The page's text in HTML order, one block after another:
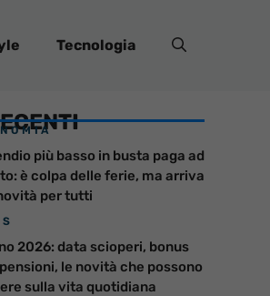
Tecnologia
più basso in busta paga ad
è colpa delle ferie, ma arriva
per tutti
2026: data scioperi, bonus
le novità che possono
sulla vita quotidiana